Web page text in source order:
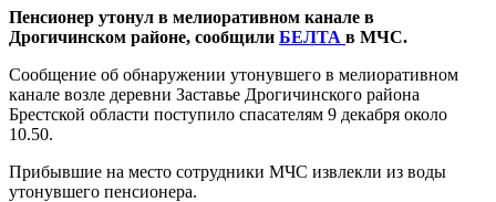
Пенсионер утонул в мелиоративном канале в
Дрогичинском районе, сообщили БЕЛТА в МЧС.
Сообщение об обнаружении утонувшего в мелиоративном
канале возле деревни Заставье Дрогичинского района
Брестской области поступило спасателям 9 декабря около
10.50.
Прибывшие на место сотрудники МЧС извлекли из воды
утонувшего пенсионера.